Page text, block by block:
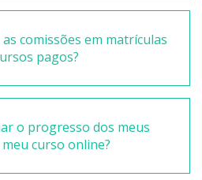
comissões em matrículas
pagos?
o progresso dos meus
curso online?